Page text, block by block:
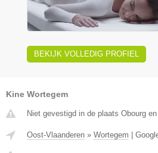
BEKIJK VOLLEDIG PROFIEL
Kine Wortegem
Niet gevestigd in de plaats Obourg
Oost-Vlaanderen » Wortegem